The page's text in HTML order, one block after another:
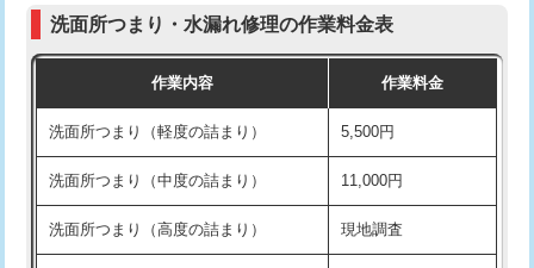
モルタル補修（厚さ10㎝まで） 27,500円
モルタル補修（厚さ10㎝超え） 38,500円
洗面台設置 38,500円
バスタブ設置 現場見積
（P/S/ポップアップ））
交換・取付（その他部品） 11,000円+材料費
持込商品取付（単水栓） 13,200円
持込商品取付（混合水栓） 16,500円
持込商品取付（浄水器・分岐水栓） 16,500円
給水管工事※（ホール加工) 16,500円
洗面所つまり・水漏れ修理の作業料金表
作業内容 作業料金
洗面所つまり（軽度の詰まり） 5,500円
洗面所つまり（中度の詰まり） 11,000円
洗面所つまり（高度の詰まり） 現地調査